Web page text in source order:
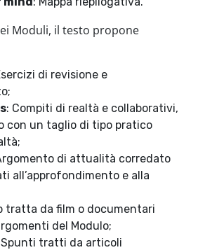
Moduli, il testo propone
di revisione e
: Compiti di realtà e collaborativi,
con un taglio di tipo pratico
di attualità corredato
all’approfondimento e alla
tratta da film o documentari
del Modulo;
Spunti tratti da articoli